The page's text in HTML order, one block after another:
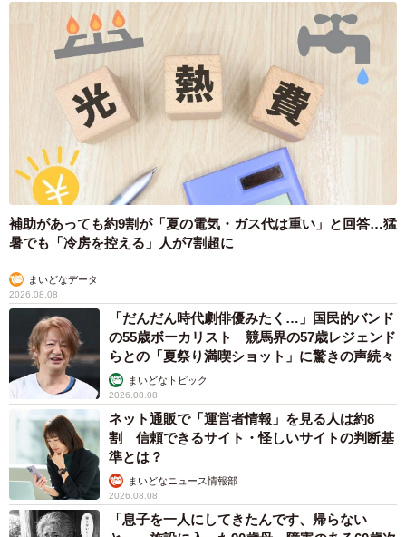
保護当時から…この箱、お気に入りなんだニャ
補助があっても約9割が「夏の電気・ガス代は重い」と回答…猛
暑でも「冷房を控える」人が7割超に
まいどなデータ
2026.08.08
「だんだん時代劇俳優みたく…」国民的バンド
の55歳ボーカリスト 競馬界の57歳レジェンド
らとの「夏祭り満喫ショット」に驚きの声続々
まいどなトピック
2026.08.08
ネット通販で「運営者情報」を見る人は約8
割 信頼できるサイト・怪しいサイトの判断基
準とは？
まいどなニュース情報部
2026.08.08
「息子を一人にしてきたんです、帰らない